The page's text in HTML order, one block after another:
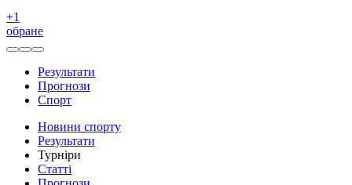
+1
обране
Результати
Прогнози
Спорт
Новини спорту
Результати
Турніри
Статті